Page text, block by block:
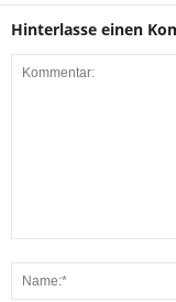
Hinterlasse einen